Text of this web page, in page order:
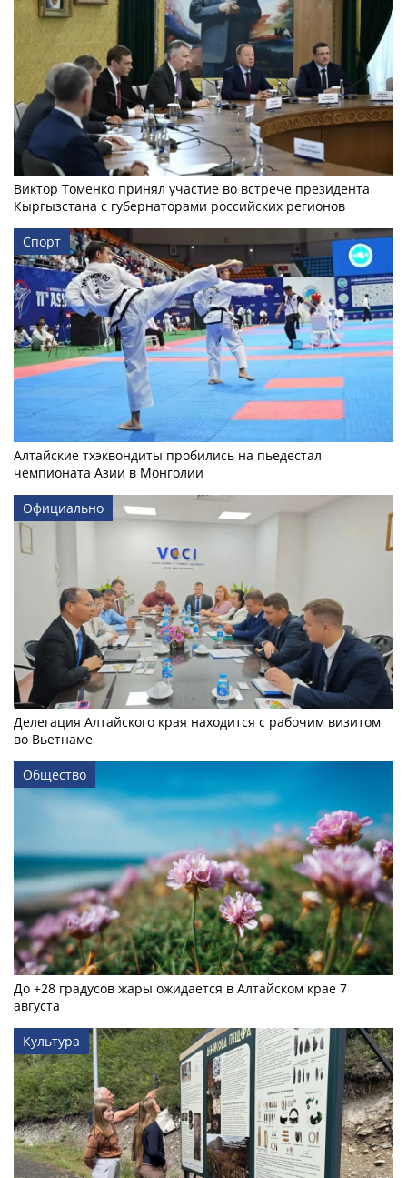
Виктор Томенко принял участие во встрече президента
Кыргызстана с губернаторами российских регионов
Спорт
Алтайские тхэквондиты пробились на пьедестал
чемпионата Азии в Монголии
Официально
Делегация Алтайского края находится с рабочим визитом
во Вьетнаме
Общество
До +28 градусов жары ожидается в Алтайском крае 7
августа
Культура